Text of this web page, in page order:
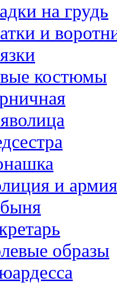
на грудь
и
костюмы
и армия
образы